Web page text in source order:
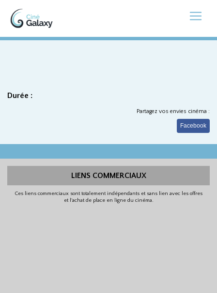
Durée :
Partagez vos envies cinéma :
Facebook
LIENS COMMERCIAUX
Ces liens commerciaux sont totalement indépendants et sans lien avec les offres
et l'achat de place en ligne du cinéma.